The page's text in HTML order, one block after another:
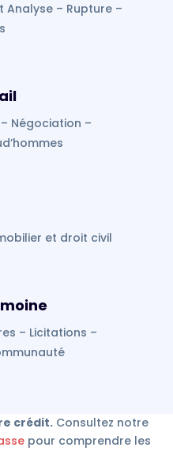
Analyse – Rupture –
Négociation –
et droit civil
– Licitations –
crédit. Consultez notre
pour comprendre les